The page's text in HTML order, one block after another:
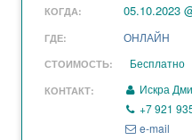
КОГДА: 05.10.2023
ГДЕ: ОНЛАЙН
СТОИМОСТЬ: Бесплатно
КОНТАКТ:
Искра
+7 921
e-mail